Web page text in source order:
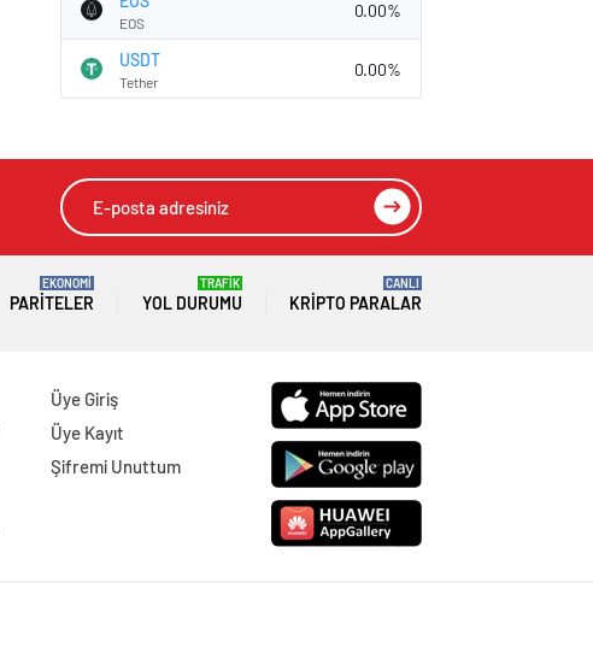
EOS
0.00%
USDT
Tether
0.00%
PARITELER
EKONOMİ
YOL DURUMU
TRAFİK
KRIPTO PARALAR
CANLI
Üye Giriş
Üye Kayıt
Şifremi Unuttum